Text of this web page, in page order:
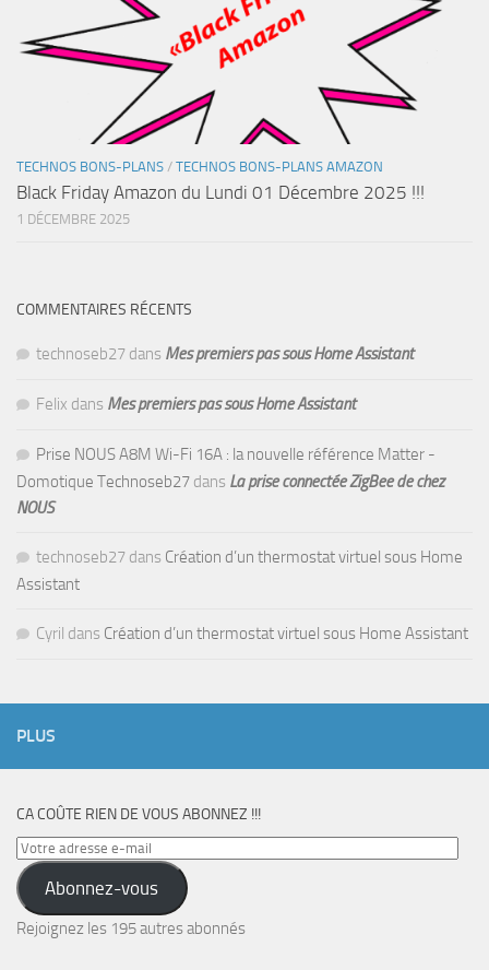
TECHNOS BONS-PLANS / TECHNOS BONS-PLANS AMAZON
Black Friday Amazon du Lundi 01 Décembre 2025 !!!
1 DÉCEMBRE 2025
COMMENTAIRES RÉCENTS
technoseb27 dans Mes premiers pas sous Home Assistant
Felix dans Mes premiers pas sous Home Assistant
Prise NOUS A8M Wi-Fi 16A : la nouvelle référence Matter -
Domotique Technoseb27 dans La prise connectée ZigBee de chez
NOUS
technoseb27 dans Création d’un thermostat virtuel sous Home
Assistant
Cyril dans Création d’un thermostat virtuel sous Home Assistant
PLUS
CA COÛTE RIEN DE VOUS ABONNEZ !!!
Votre
adresse
e-
mail
Abonnez-vous
Rejoignez les 195 autres abonnés